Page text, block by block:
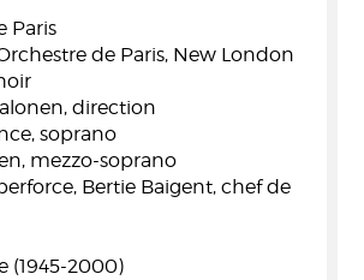
Paris
de Paris, New London
direction
soprano
mezzo-soprano
Bertie Baigent, chef de
(1945-2000)